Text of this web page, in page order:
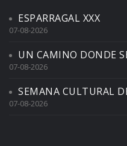
ESPARRAGAL XXX
07-08-2026
UN CAMINO DONDE
07-08-2026
SEMANA CULTURAL
07-08-2026